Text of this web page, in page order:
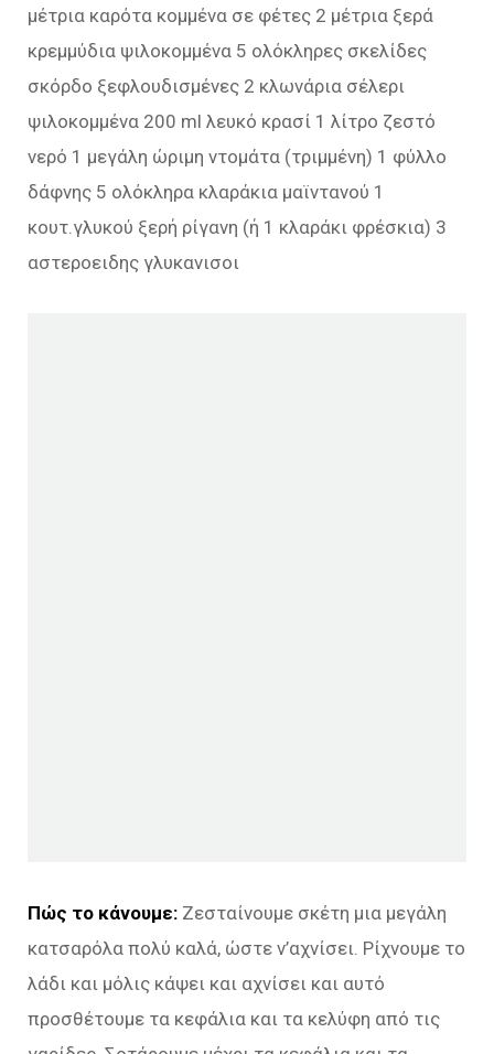
μέτρια καρότα κομμένα σε φέτες 2 μέτρια ξερά
κρεμμύδια ψιλοκομμένα 5 ολόκληρες σκελίδες
σκόρδο ξεφλουδισμένες 2 κλωνάρια σέλερι
ψιλοκομμένα 200 ml λευκό κρασί 1 λίτρο ζεστό
νερό 1 μεγάλη ώριμη ντομάτα (τριμμένη) 1 φύλλο
δάφνης 5 ολόκληρα κλαράκια μαϊντανού 1
κουτ.γλυκού ξερή ρίγανη (ή 1 κλαράκι φρέσκια) 3
αστεροειδης γλυκανισοι
Πώς το κάνουμε: Ζεσταίνουμε σκέτη μια μεγάλη
κατσαρόλα πολύ καλά, ώστε ν’αχνίσει. Ρίχνουμε το
λάδι και μόλις κάψει και αχνίσει και αυτό
προσθέτουμε τα κεφάλια και τα κελύφη από τις